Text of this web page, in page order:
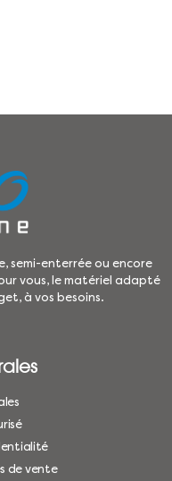
semi-enterrée ou encore
vous, le matériel adapté
à vos besoins.
de vente